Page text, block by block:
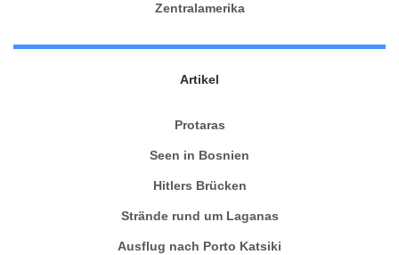
Zentralamerika
Artikel
Protaras
Seen in Bosnien
Hitlers Brücken
Strände rund um Laganas
Ausflug nach Porto Katsiki